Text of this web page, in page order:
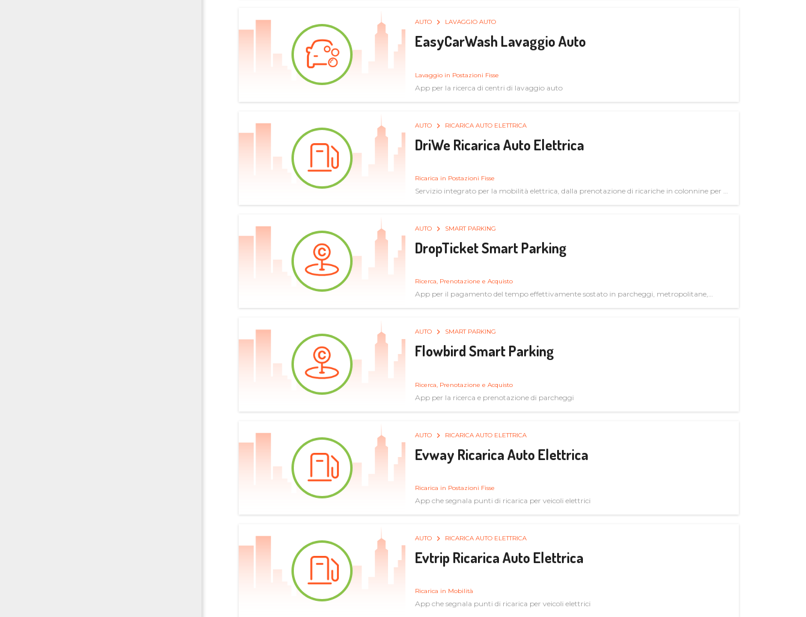
AUTO LAVAGGIO AUTO
EasyCarWash Lavaggio Auto
Lavaggio in Postazioni Fisse
App per la ricerca di centri di lavaggio auto
AUTO RICARICA AUTO ELETTRICA
DriWe Ricarica Auto Elettrica
Ricarica in Postazioni Fisse
Servizio integrato per la mobilità elettrica, dalla prenotazione di ricariche in colonnine per il
AUTO SMART PARKING
DropTicket Smart Parking
Ricerca, Prenotazione e Acquisto
App per il pagamento del tempo effettivamente sostato in parcheggi, metropolitane,
AUTO SMART PARKING
Flowbird Smart Parking
Ricerca, Prenotazione e Acquisto
App per la ricerca e prenotazione di parcheggi
AUTO RICARICA AUTO ELETTRICA
Evway Ricarica Auto Elettrica
Ricarica in Postazioni Fisse
App che segnala punti di ricarica per veicoli elettrici
AUTO RICARICA AUTO ELETTRICA
Evtrip Ricarica Auto Elettrica
Ricarica in Mobilità
App che segnala punti di ricarica per veicoli elettrici